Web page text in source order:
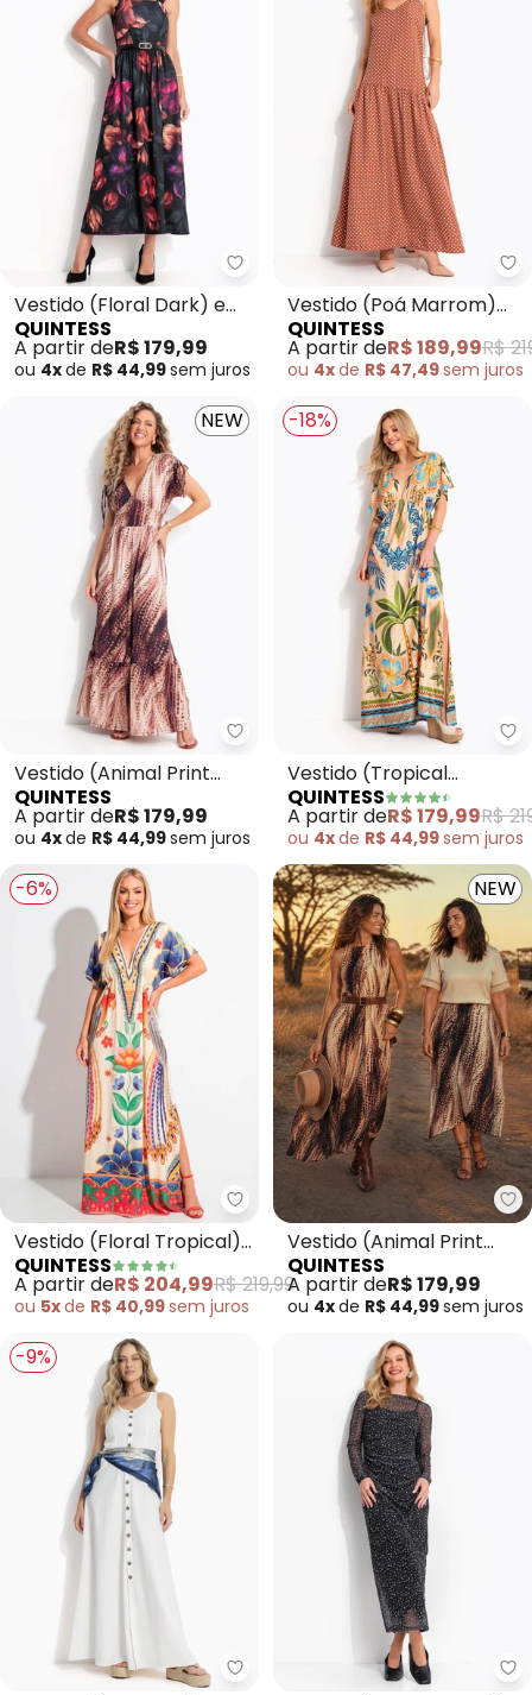
Quintess - Vestido (Floral
Vestido (Floral Dark) em
Malha Fria Texturizada
QUINTESS
A partir deR$ 179,99
ou 4xde R$ 44,99sem juros
Vestido (Poá Marrom)
em Tecido Plano
Maquinetado
QUINTESS
A partir deR$ 189,99R$
ou 4xde R$ 47,49sem juros
NEW
Quintess - Vestido (Animal
Vestido (Animal Print
Cervo) em Malha Fria
QUINTESS
A partir deR$ 179,99
ou 4xde R$ 44,99sem juros
-18%
Vestido (Tropical
Bordado) em Malha Fria
QUINTESS
A partir deR$ 179,99R$
ou 4xde R$ 44,99sem juros
-6%
Quintess - Vestido (Floral
Vestido (Floral Tropical)
em Malha Fria
QUINTESS
A partir deR$ 204,99R$ 219,99
ou 5xde R$ 40,99sem juros
NEW
Vestido (Animal Print
Cervo) em Malha
QUINTESS
A partir deR$ 179,99
ou 4xde R$ 44,99sem juros
-9%
Quintess - Vestido (Off White)